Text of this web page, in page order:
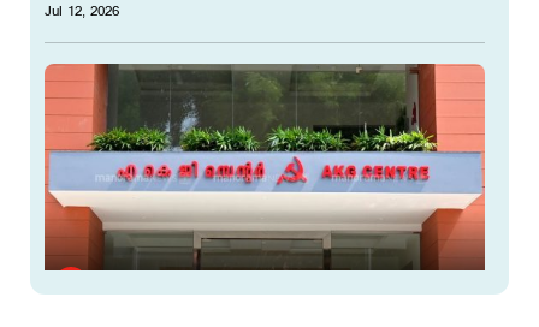
Jul 12, 2026